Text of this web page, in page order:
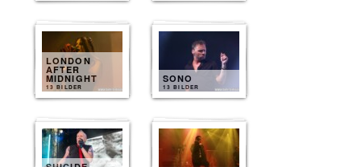
LONDON
AFTER
MIDNIGHT
13 BILDER
SONO
13 BILDER